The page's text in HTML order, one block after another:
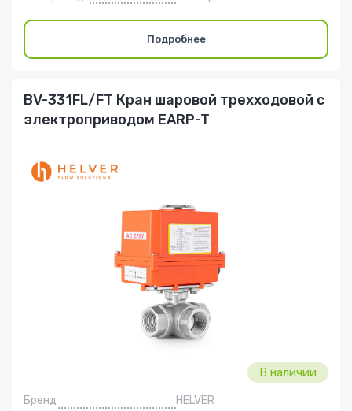
Подробнее
BV-331FL/FT Кран шаровой трехходовой с
электроприводом EARP-T
В наличии
Бренд
HELVER